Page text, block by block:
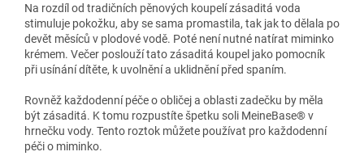
Na rozdíl od tradičních pěnových koupelí zásaditá voda
stimuluje pokožku, aby se sama promastila, tak jak to dělala po
devět měsíců v plodové vodě. Poté není nutné natírat miminko
krémem. Večer poslouží tato zásaditá koupel jako pomocník
při usínání dítěte, k uvolnění a uklidnění před spaním.
Rovněž každodenní péče o obličej a oblasti zadečku by měla
být zásaditá. K tomu rozpustíte špetku soli MeineBase® v
hrnečku vody. Tento roztok můžete používat pro každodenní
péči o miminko.